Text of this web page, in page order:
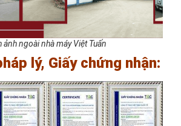
ảnh ngoài nhà máy Việt Tuấn
lý, Giấy chứng nhận: